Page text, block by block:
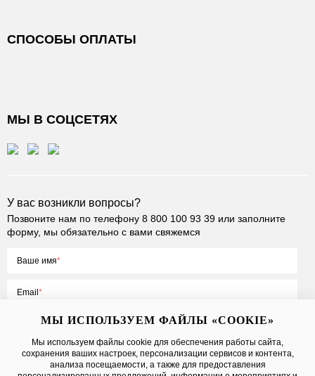
СПОСОБЫ ОПЛАТЫ
МЫ В СОЦСЕТЯХ
У вас возникли вопросы?
Позвоните нам по телефону 8 800 100 93 39 или заполните
форму, мы обязательно с вами свяжемся
Ваше имя
Email
Нажимая на кнопку «Отправить», вы принимаете условияПубличной
оферты, даетесогласие на обработку персональных данных
МЫ ИСПОЛЬЗУЕМ ФАЙЛЫ «COOKIE»
Мы используем файлы cookie для обеспечения работы сайта,
сохранения ваших настроек, персонализации сервисов и контента,
анализа посещаемости, а также для предоставления